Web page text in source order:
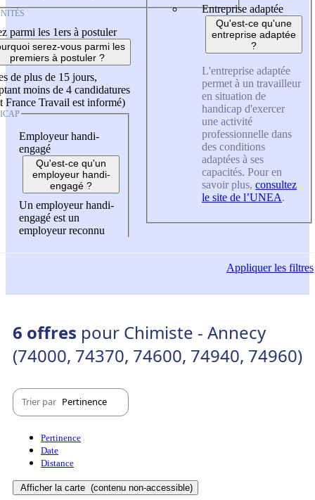
parmi les 1ers à postuler
serez-vous parmi les
premiers à postuler ?
de plus de 15 jours,
moins de 4 candidatures
France Travail est informé)
Employeur handi-
engagé
Qu'est-ce qu'un
employeur handi-
engagé ?
Un employeur handi-
engagé est un
employeur reconnu
Entreprise adaptée
Qu'est-ce qu'une
entreprise adaptée
?
L'entreprise adaptée
permet à un travailleur
en situation de
handicap d'exercer
une activité
professionnelle dans
des conditions
adaptées à ses
capacités. Pour en
savoir plus, consultez
le site de l’UNEA.
Appliquerles filtres
6 offres pour Chimiste - Annecy
(74000, 74370, 74600, 74940, 74960)
Trier par Pertinence
Pertinence
Date
Distance
Afficher la carte (contenu non-accessible)